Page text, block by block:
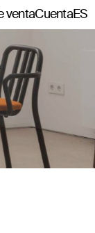
ventaCuentaES